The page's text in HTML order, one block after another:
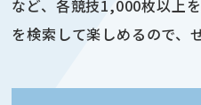
など、各競技1,000枚以上
を検索して楽しめるので、